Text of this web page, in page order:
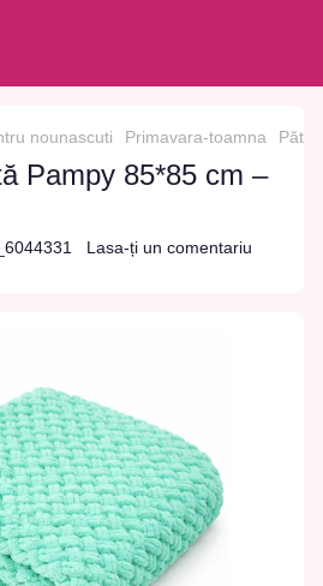
nounascuti Primavara-toamna
Pampy 85*85 cm –
Lasa-ți un comentariu